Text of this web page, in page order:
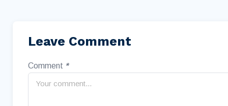
Leave Comment
Comment *